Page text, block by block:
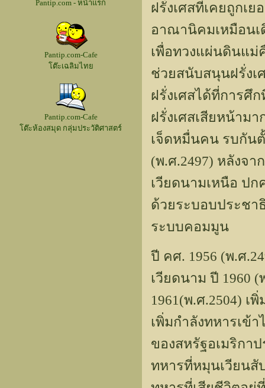
Pantip.com - หน้าแรก
Pantip.com-Cafe
โต๊ะเฉลิมไทย
Pantip.com-Cafe
โต๊ะห้องสมุด กลุ่มประวัติศาสตร์
ฝรั่งเศสที่เคยถูกเ
อาณานิคมเหมือนเ
เพื่อทวงแผ่นดินแม่
ช่วยสนับสนุนฝรั่งเ
ฝรั่งเศสได้ที่การศึ
ฝรั่งเศสเสียหน้าม
เจ็ดหมื่นคน รบกันตั้
(พ.ศ.2497) หลังจ
เวียดนามเหนือ ป
ด้วยระบอบประชา
ระบบคอมมูน
ปี คศ. 1956 (พ.ศ
เวียดนาม ปี 1960
1961(พ.ศ.2504) เ
เพิ่มกำลังทหารเข้
ของสหรัฐอเมริกา
ทหารที่หมุนเวียนสั